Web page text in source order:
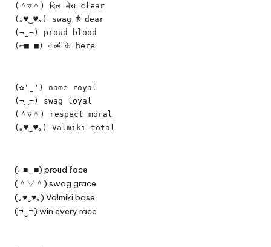
(＾▽＾) दिल मेरा clear
(｡♥‿♥｡) swag है dear
(¬‿¬) proud blood
(⌐■_■) वाल्मीकि here
(✿❛‿❛) name royal
(¬‿¬) swag loyal
(＾▽＾) respect moral
(｡♥‿♥｡) Valmiki total
(⌐■_■) proud face
(＾▽＾) swag grace
(｡♥‿♥｡) Valmiki base
(¬‿¬) win every race